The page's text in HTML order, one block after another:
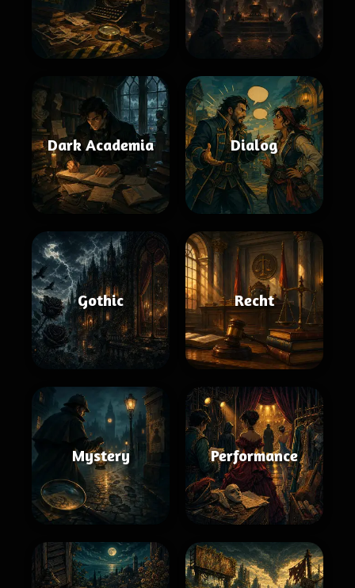
Dark Academia Dialog
Gothic Recht
Mystery Performance